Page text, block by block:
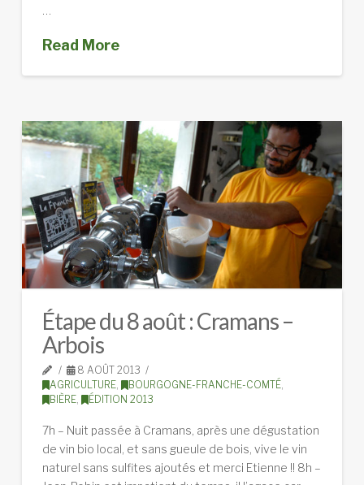
Read More
Étape du 8 août : Cramans –
Arbois
8 AOÛT 2013
AGRICULTURE, BOURGOGNE-FRANCHE-COMTÉ,
BIÈRE, ÉDITION 2013
7h – Nuit passée à Cramans, après une dégustation
de vin bio local, et sans gueule de bois, vive le vin
naturel sans sulfites ajoutés et merci Etienne !! 8h –